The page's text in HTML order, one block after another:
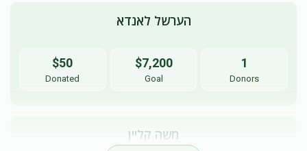
הערשל לאנדא
$50
Donated
$7,200
Goal
1
Donors
משה קליין